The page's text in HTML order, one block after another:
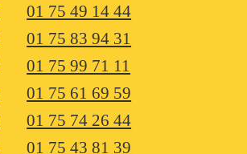
01 75 49 14 44
01 75 83 94 31
01 75 99 71 11
01 75 61 69 59
01 75 74 26 44
01 75 43 81 39